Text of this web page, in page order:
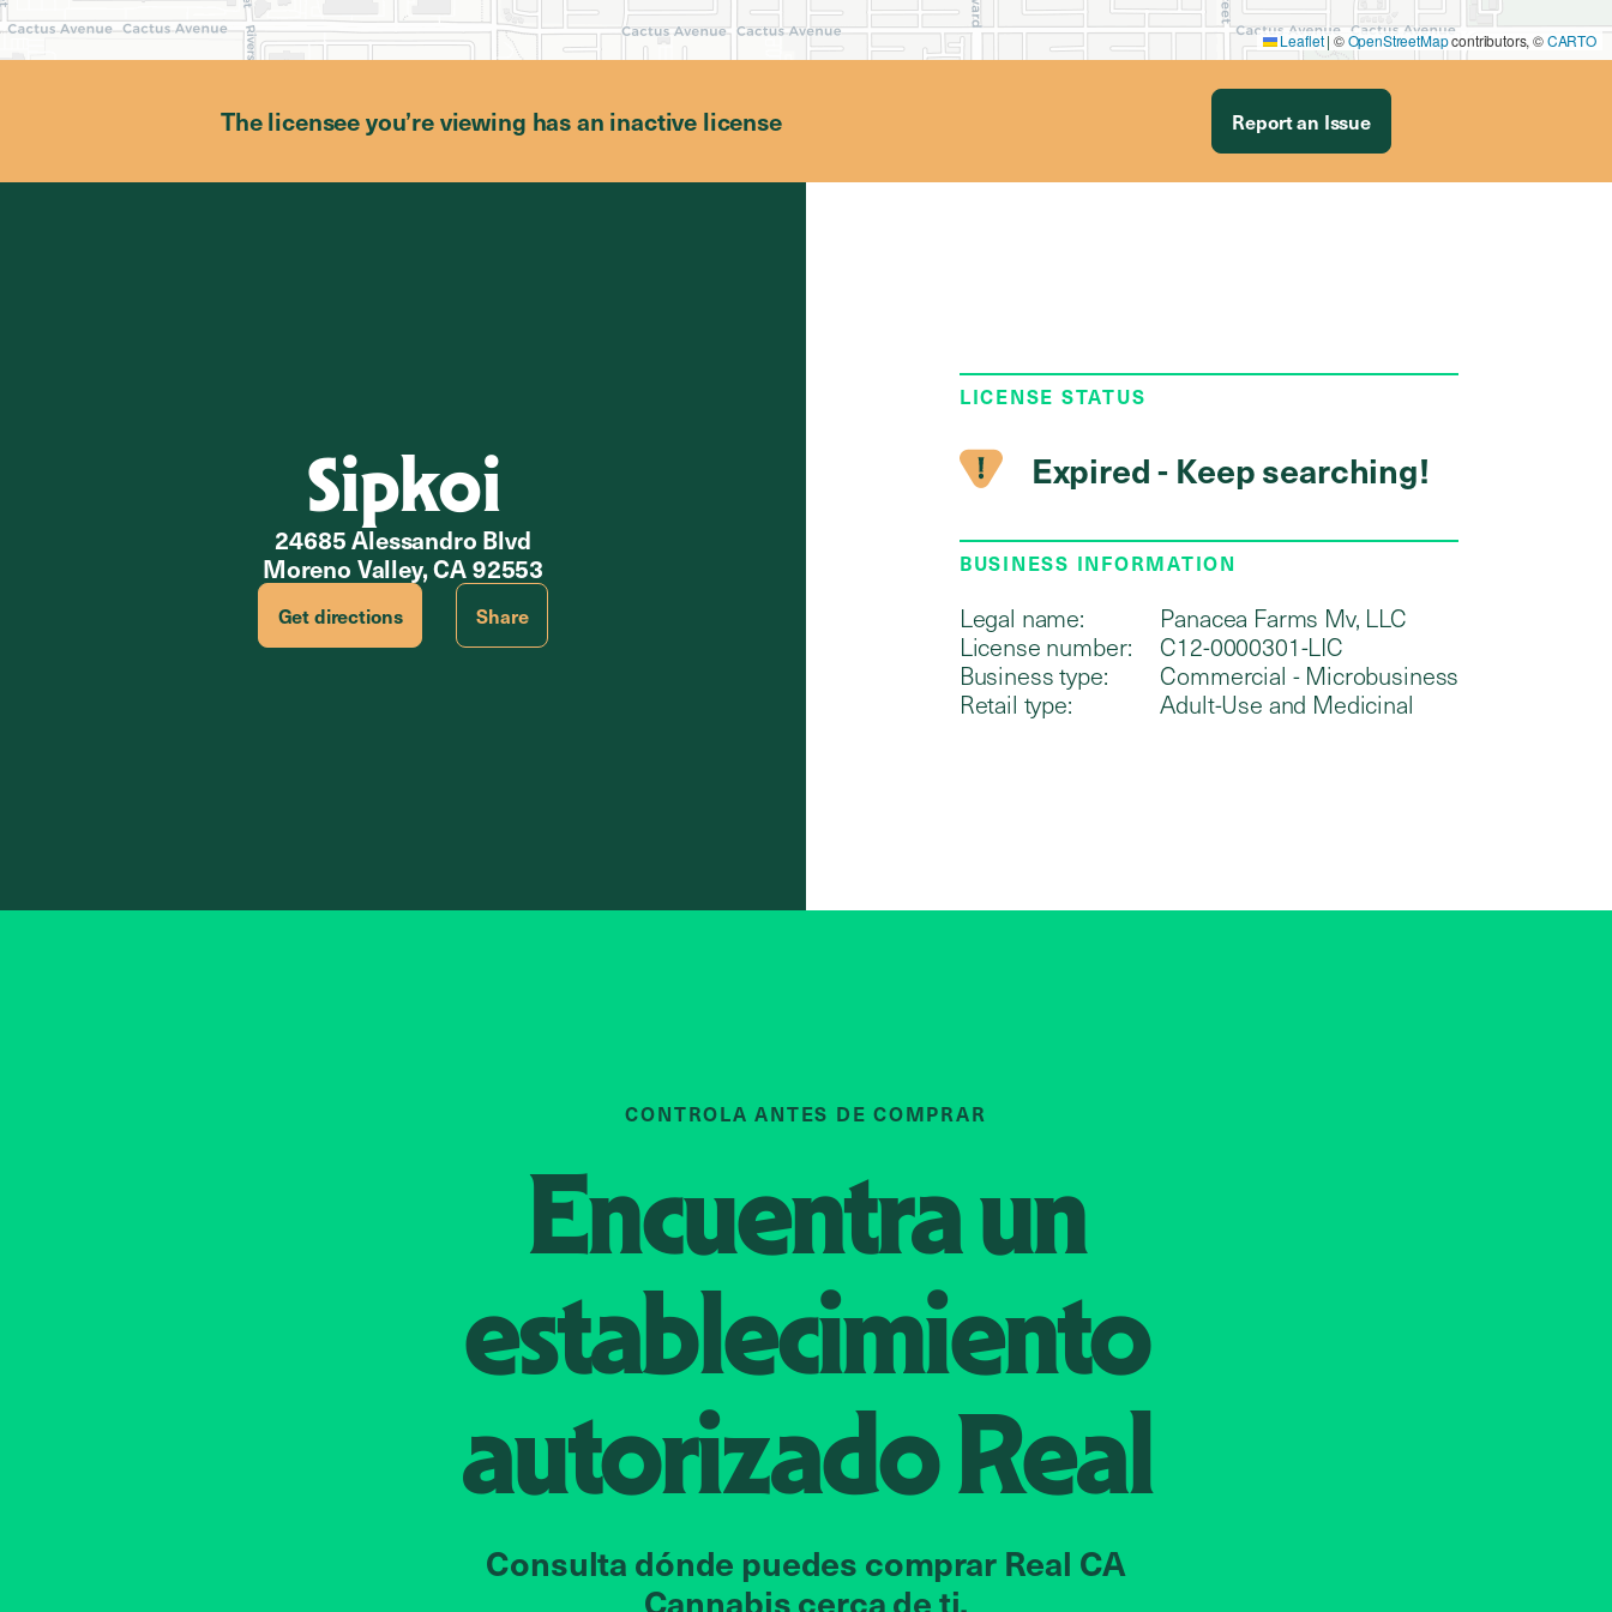
Leaflet | ©OpenStreetMapcontributors, ©CARTO
The licensee you’re viewing has an inactive license Report an Issue
Sipkoi
24685 Alessandro Blvd
Moreno Valley, CA 92553
Get directions Share
LICENSE STATUS
Expired - Keep searching!
BUSINESS INFORMATION
Legal name:
Panacea Farms Mv, LLC
License number:
C12-0000301-LIC
Business type:
Commercial - Microbusiness
Retail type:
Adult-Use and Medicinal
CONTROLA ANTES DE COMPRAR
Encuentra un
establecimiento
autorizadoReal
Consulta dónde puedes comprar Real CA
Cannabis cerca de ti.